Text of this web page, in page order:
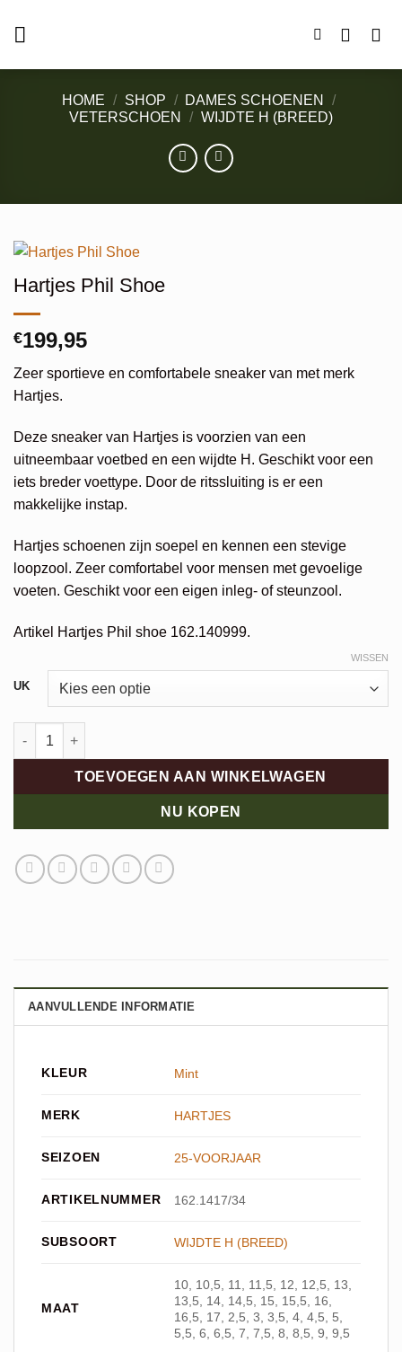
naar
HOME / SHOP / DAMES SCHOENEN
/
VETERSCHOEN
/ WIJDTE H (BREED)
Hartjes Phil Shoe
€199,95
Zeer sportieve en comfortabele sneaker van met merk
Hartjes.
Deze sneaker van Hartjes is voorzien van een
uitneembaar voetbed en een wijdte H. Geschikt voor een
iets breder voettype. Door de ritssluiting is er een
makkelijke instap.
Hartjes schoenen zijn soepel en kennen een stevige
loopzool. Zeer comfortabel voor mensen met gevoelige
voeten. Geschikt voor een eigen inleg- of steunzool.
Artikel Hartjes Phil shoe 162.140999.
UK
WISSEN
Hartjes Phil Shoe aantal
TOEVOEGEN AAN WINKELWAGEN
NU KOPEN
Alternative:
AANVULLENDE INFORMATIE
KLEUR Mint
MERK HARTJES
SEIZOEN 25-VOORJAAR
ARTIKELNUMMER 162.1417/34
SUBSOORT WIJDTE H (BREED)
MAAT
10, 10,5, 11, 11,5, 12, 12,5, 13,
13,5, 14, 14,5, 15, 15,5, 16,
16,5, 17, 2,5, 3, 3,5, 4, 4,5, 5,
5,5, 6, 6,5, 7, 7,5, 8, 8,5, 9, 9,5